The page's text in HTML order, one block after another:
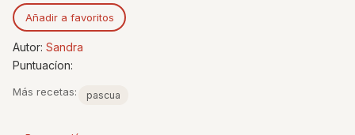
Añadir a favoritos
Autor: Sandra
Puntuacíon:
Más recetas: pascua